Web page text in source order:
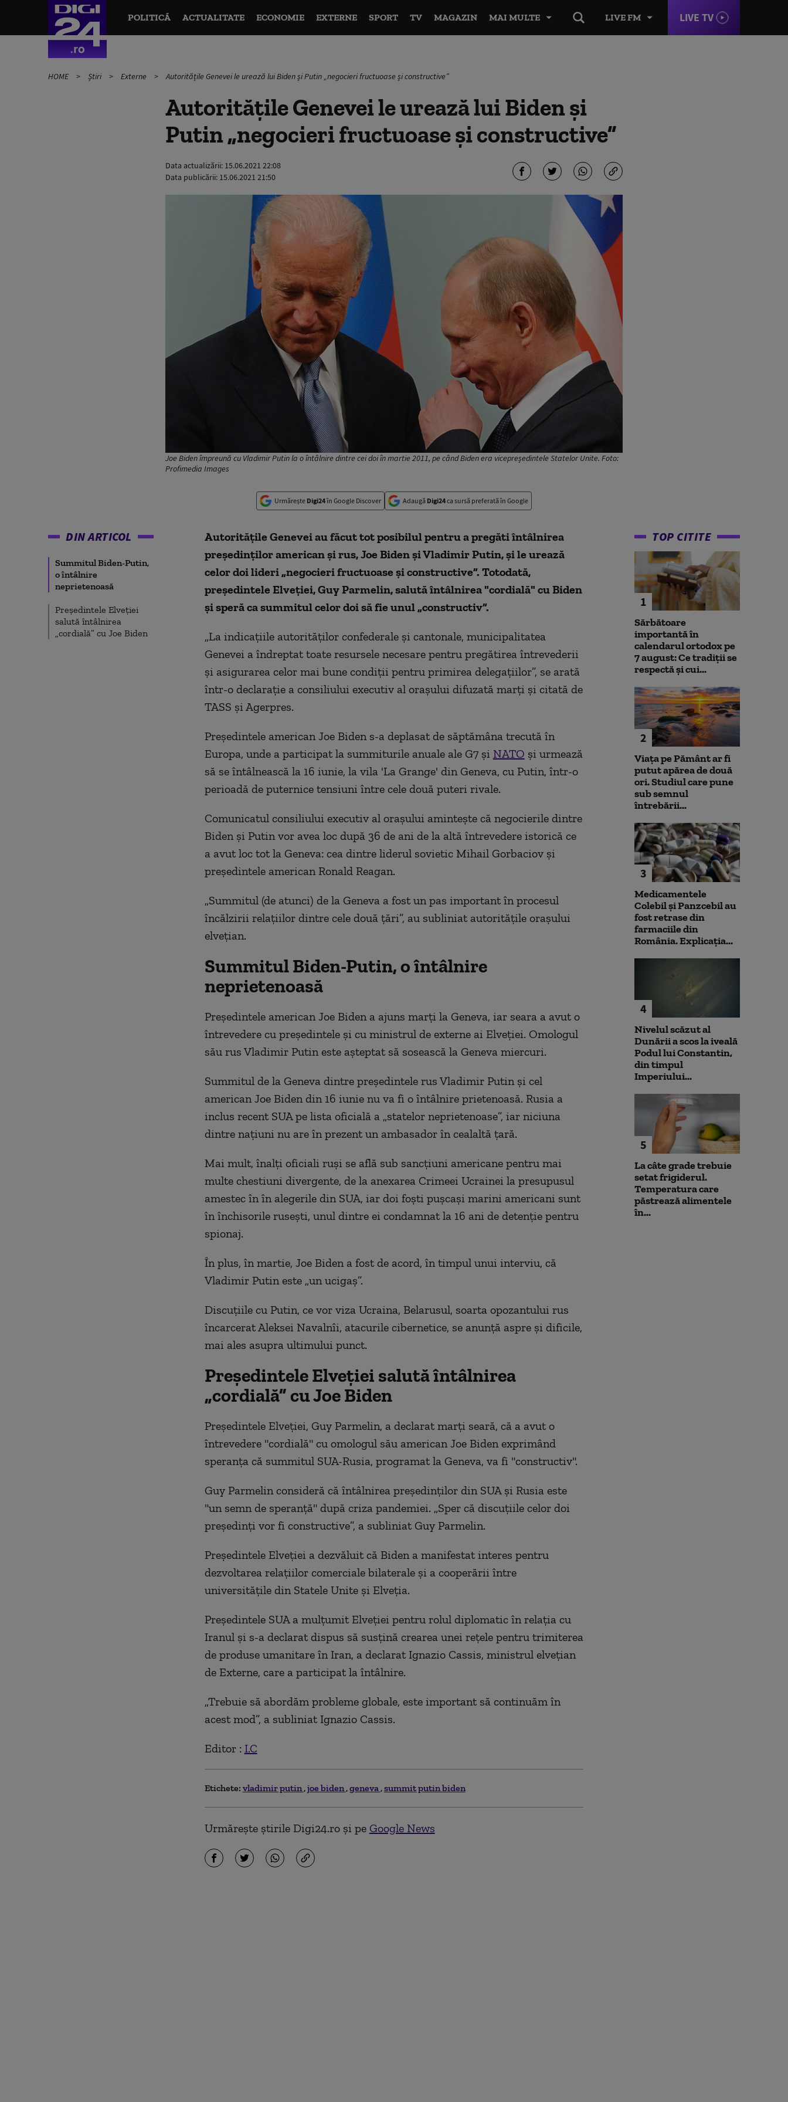
LIVE FM LIVE TV
POLITICĂ ACTUALITATE ECONOMIE EXTERNE SPORT TV MAGAZIN MAI MULTE
HOME Știri Externe Autoritățile Genevei le urează lui Biden și Putin „negocieri fructuoase și constructive”
Autoritățile Genevei le urează lui Biden și
Putin „negocieri fructuoase și constructive”
Data actualizării: 15.06.2021 22:08
Data publicării: 15.06.2021 21:50
Joe Biden împreună cu Vladimir Putin la o întâlnire dintre cei doi în martie 2011, pe când Biden era vicepreședintele Statelor Unite. Foto:
Profimedia Images
Urmărește Digi24în Google Discover Adaugă Digi24ca sursă preferată în Google
DIN ARTICOL
Summitul Biden-Putin,
o întâlnire
neprietenoasă
Preşedintele Elveţiei
salută întâlnirea
„cordială” cu Joe Biden
Autoritățile Genevei au făcut tot posibilul pentru a pregăti întâlnirea
preşedinţilor american şi rus, Joe Biden şi Vladimir Putin, şi le urează
celor doi lideri „negocieri fructuoase şi constructive”. Totodată,
președintele Elveţiei, Guy Parmelin,salută întâlnirea "cordială" cu Biden
și speră ca summitul celor doi să fie unul „constructiv”.
„La indicaţiile autorităţilor confederale şi cantonale, municipalitatea
Genevei a îndreptat toate resursele necesare pentru pregătirea întrevederii
şi asigurarea celor mai bune condiţii pentru primirea delegaţiilor”, se arată
într-o declaraţie a consiliului executiv al oraşului difuzată marţi şi citată de
TASS și Agerpres.
Preşedintele american Joe Biden s-a deplasat de săptămâna trecută în
Europa, unde a participat la summiturile anuale ale G7 şi NATO şi urmează
să se întâlnească la 16 iunie, la vila 'La Grange' din Geneva, cu Putin, într-o
perioadă de puternice tensiuni între cele două puteri rivale.
Comunicatul consiliului executiv al oraşului aminteşte că negocierile dintre
Biden şi Putin vor avea loc după 36 de ani de la altă întrevedere istorică ce
a avut loc tot la Geneva: cea dintre liderul sovietic Mihail Gorbaciov şi
preşedintele american Ronald Reagan.
„Summitul (de atunci) de la Geneva a fost un pas important în procesul
încălzirii relaţiilor dintre cele două ţări”, au subliniat autorităţile oraşului
elveţian.
Summitul Biden-Putin, o întâlnire
neprietenoasă
Preşedintele american Joe Biden a ajuns marţi la Geneva, iar seara a avut o
întrevedere cu preşedintele şi cu ministrul de externe ai Elveţiei. Omologul
său rus Vladimir Putin este aşteptat să sosească la Geneva miercuri.
Summitul de la Geneva dintre președintele rus Vladimir Putin și cel
american Joe Biden din 16 iunie nu va fi o întâlnire prietenoasă. Rusia a
inclus recent SUA pe lista oficială a „statelor neprietenoase”, iar niciuna
dintre națiuni nu are în prezent un ambasador în cealaltă țară.
Mai mult, înalți oficiali ruși se află sub sancțiuni americane pentru mai
multe chestiuni divergente, de la anexarea Crimeei Ucrainei la presupusul
amestec în în alegerile din SUA, iar doi foști pușcași marini americani sunt
în închisorile rusești, unul dintre ei condamnat la 16 ani de detenție pentru
spionaj.
În plus, în martie, Joe Biden a fost de acord, în timpul unui interviu, că
Vladimir Putin este „un ucigaș”.
Discuţiile cu Putin, ce vor viza Ucraina, Belarusul, soarta opozantului rus
încarcerat Aleksei Navalnîi, atacurile cibernetice, se anunţă aspre şi dificile,
mai ales asupra ultimului punct.
Preşedintele Elveţiei salută întâlnirea
„cordială” cu Joe Biden
Preşedintele Elveţiei, Guy Parmelin, a declarat marţi seară, că a avut o
întrevedere "cordială" cu omologul său american Joe Biden exprimând
speranţa că summitul SUA-Rusia, programat la Geneva, va fi "constructiv".
Guy Parmelin consideră că întâlnirea preşedinţilor din SUA şi Rusia este
"un semn de speranţă" după criza pandemiei. „Sper că discuţiile celor doi
preşedinţi vor fi constructive”, a subliniat Guy Parmelin.
Preşedintele Elveţiei a dezvăluit că Biden a manifestat interes pentru
dezvoltarea relaţiilor comerciale bilaterale şi a cooperării între
universităţile din Statele Unite şi Elveţia.
Preşedintele SUA a mulţumit Elveţiei pentru rolul diplomatic în relaţia cu
Iranul şi s-a declarat dispus să susţină crearea unei reţele pentru trimiterea
de produse umanitare în Iran, a declarat Ignazio Cassis, ministrul elveţian
de Externe, care a participat la întâlnire.
„Trebuie să abordăm probleme globale, este important să continuăm în
acest mod”, a subliniat Ignazio Cassis.
Editor : I.C
Etichete: vladimir putin joe biden geneva summit putin biden
Urmărește știrile Digi24.ro și pe Google News
TOP CITITE
1
Sărbătoare
importantă în
calendarul ortodox pe
7 august: Ce tradiții se
respectă și cui...
2
Viața pe Pământ ar fi
putut apărea de două
ori. Studiul care pune
sub semnul
întrebării...
3
Medicamentele
Colebil și Panzcebil au
fost retrase din
farmaciile din
România. Explicația...
4
Nivelul scăzut al
Dunării a scos la iveală
Podul lui Constantin,
din timpul
Imperiului...
5
La câte grade trebuie
setat frigiderul.
Temperatura care
păstrează alimentele
în...